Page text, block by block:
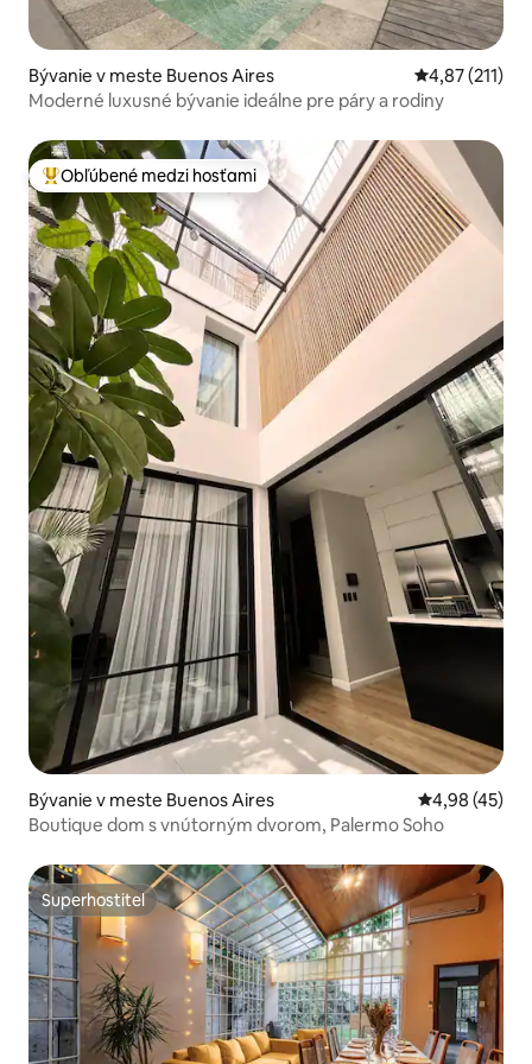
Bývanie v meste Buenos Aires Priemerné
4,87 (211)
Moderné luxusné bývanie ideálne pre páry a rodiny
Najobľúbenejšie medzi hosťami
Obľúbené medzi hosťami
Bývanie v meste Buenos Aires Priemerné
4,98 (45)
Boutique dom s vnútorným dvorom, Palermo Soho
Superhostiteľ
Superhostiteľ